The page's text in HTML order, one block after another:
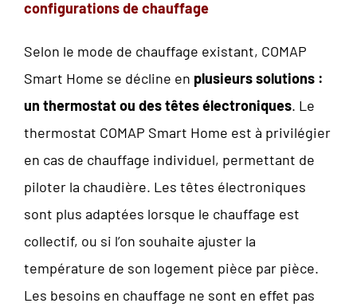
configurations de chauffage
Selon le mode de chauffage existant, COMAP
Smart Home se décline en plusieurs solutions :
un thermostat ou des têtes électroniques. Le
thermostat COMAP Smart Home est à privilégier
en cas de chauffage individuel, permettant de
piloter la chaudière. Les têtes électroniques
sont plus adaptées lorsque le chauffage est
collectif, ou si l’on souhaite ajuster la
température de son logement pièce par pièce.
Les besoins en chauffage ne sont en effet pas